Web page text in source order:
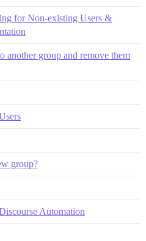
for Non-existing Users &
another group and remove them
group?
Automation